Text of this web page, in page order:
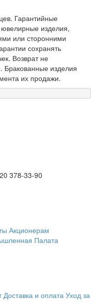
Гарантийные
ювелирные изделия,
или сторонними
сохранять
Возврат не
Бракованные изделия
их продажи.
378-33-90
Акционерам
Палата
Доставка и оплата Уход за